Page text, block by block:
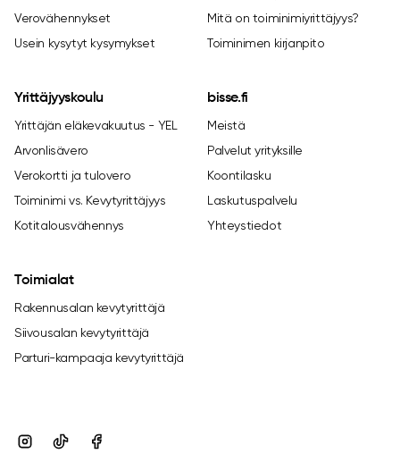
Verovähennykset
Usein kysytyt kysymykset
Mitä on toiminimiyrittäjyys?
Toiminimen kirjanpito
Yrittäjyyskoulu
Yrittäjän eläkevakuutus - YEL
Arvonlisävero
Verokortti ja tulovero
Toiminimi vs. Kevytyrittäjyys
Kotitalousvähennys
bisse.fi
Meistä
Palvelut yrityksille
Koontilasku
Laskutuspalvelu
Yhteystiedot
Toimialat
Rakennusalan kevytyrittäjä
Siivousalan kevytyrittäjä
Parturi-kampaaja kevytyrittäjä